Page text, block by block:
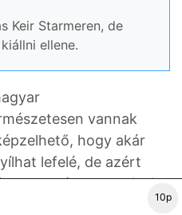
10p
Keir Starmeren, de
ellene.
vannak
hogy akár
lefelé, de azért
a 10 éves amerikai
tartózkodjon a magyar